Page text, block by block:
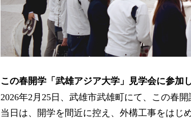
この春開学「武雄アジア大学」見学会に参加
2026年2月25日、武雄市武雄町にて、この春
当日は、開学を間近に控え、外構工事をはじ